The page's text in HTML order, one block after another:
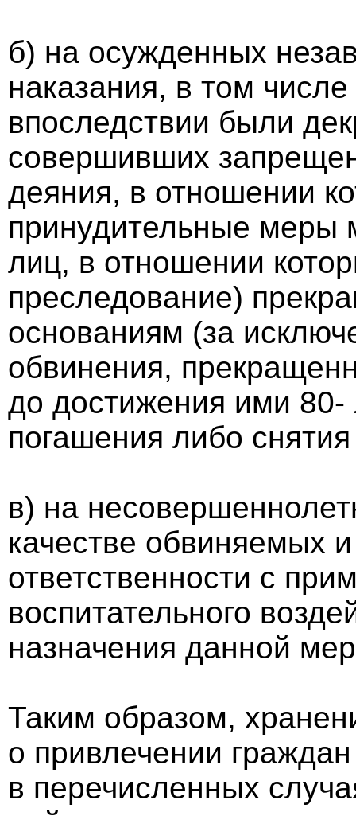
б) на осужденных
наказания, в том
впоследствии были
совершивших
деяния, в отношении
принудительные меры
лиц, в отношении
преследование)
основаниям (за
обвинения,
до достижения ими 80-
погашения либо
в) на
качестве обвиняемых
ответственности с
воспитательного
назначения данной
Таким образом,
о привлечении граждан
в перечисленных